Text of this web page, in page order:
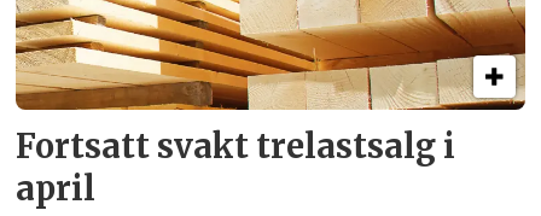
Fortsatt svakt trelastsalg i
april